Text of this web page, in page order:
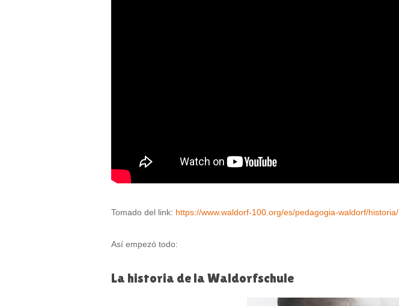
Tomado del link: https://www.waldorf-100.org/es/pedagogia-waldorf/historia/
Así empezó todo:
La historia de la Waldorfschule